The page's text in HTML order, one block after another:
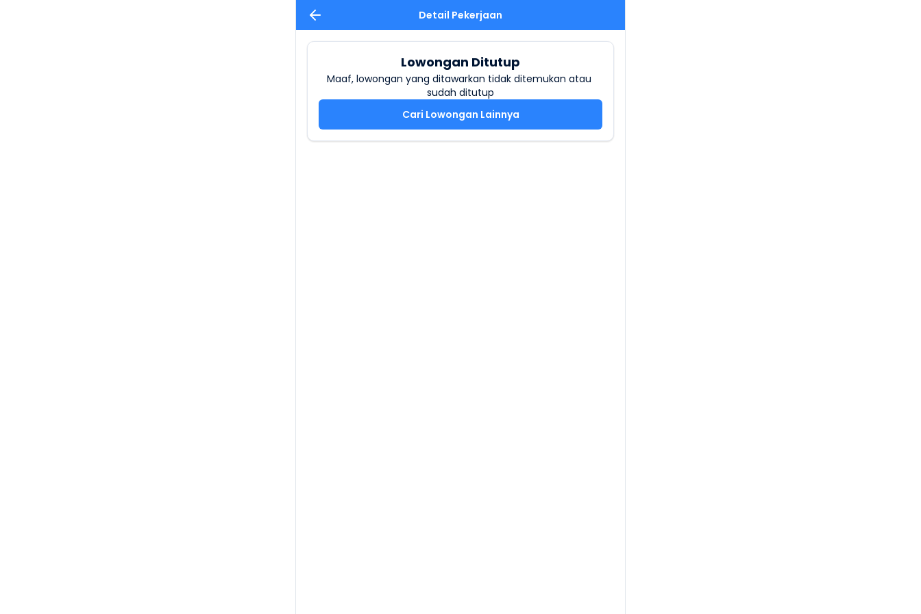
Detail Pekerjaan
Lowongan Ditutup
Maaf, lowongan yang ditawarkan tidak ditemukan atau
sudah ditutup
Cari Lowongan Lainnya